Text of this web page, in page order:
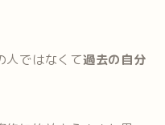
人ではなくて過去の自分